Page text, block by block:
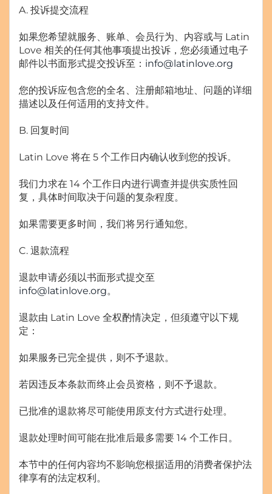
A. 投诉提交流程
如果您希望就服务、账单、会员行为、内容或与 Latin
Love 相关的任何其他事项提出投诉，您必须通过电子
邮件以书面形式提交投诉至： info@latinlove.org
您的投诉应包含您的全名、注册邮箱地址、问题的详细
描述以及任何适用的支持文件。
B. 回复时间
Latin Love 将在 5 个工作日内确认收到您的投诉。
我们力求在 14 个工作日内进行调查并提供实质性回
复，具体时间取决于问题的复杂程度。
如果需要更多时间，我们将另行通知您。
C. 退款流程
退款申请必须以书面形式提交至
info@latinlove.org。
退款由 Latin Love 全权酌情决定，但须遵守以下规
定：
如果服务已完全提供，则不予退款。
若因违反本条款而终止会员资格，则不予退款。
已批准的退款将尽可能使用原支付方式进行处理。
退款处理时间可能在批准后最多需要 14 个工作日。
本节中的任何内容均不影响您根据适用的消费者保护法
律享有的法定权利。